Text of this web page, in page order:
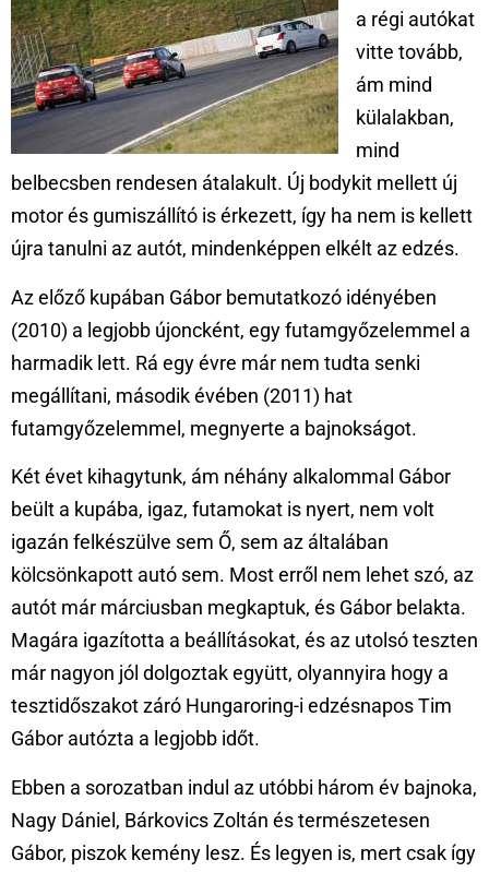
a régi autókat
vitte tovább,
ám mind
külalakban,
mind
belbecsben rendesen átalakult. Új bodykit mellett új
motor és gumiszállító is érkezett, így ha nem is kellett
újra tanulni az autót, mindenképpen elkélt az edzés.
Az előző kupában Gábor bemutatkozó idényében
(2010) a legjobb újoncként, egy futamgyőzelemmel a
harmadik lett. Rá egy évre már nem tudta senki
megállítani, második évében (2011) hat
futamgyőzelemmel, megnyerte a bajnokságot.
Két évet kihagytunk, ám néhány alkalommal Gábor
beült a kupába, igaz, futamokat is nyert, nem volt
igazán felkészülve sem Ő, sem az általában
kölcsönkapott autó sem. Most erről nem lehet szó, az
autót már márciusban megkaptuk, és Gábor belakta.
Magára igazította a beállításokat, és az utolsó teszten
már nagyon jól dolgoztak együtt, olyannyira hogy a
tesztidőszakot záró Hungaroring-i edzésnapos Tim
Gábor autózta a legjobb időt.
Ebben a sorozatban indul az utóbbi három év bajnoka,
Nagy Dániel, Bárkovics Zoltán és természetesen
Gábor, piszok kemény lesz. És legyen is, mert csak így